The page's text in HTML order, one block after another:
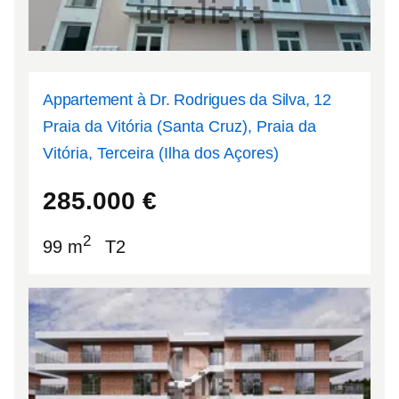
Appartement à Dr. Rodrigues da Silva, 12
Praia da Vitória (Santa Cruz), Praia da
Vitória, Terceira (Ilha dos Açores)
285.000 €
99 m2 T2